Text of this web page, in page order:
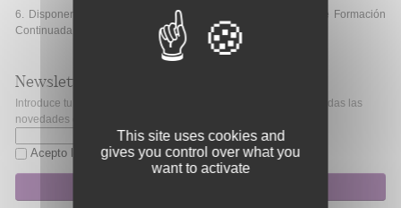
6. Disponer de un Plan de Calidad que contemple un Plan de Formación
Continuada.
Newsletter
Introduce tu correo electrónico si quieres mantenerte al día de todas las
novedades de Fibao.
Acepto la política de privacidad
This site uses cookies and
gives you control over what you
want to activate